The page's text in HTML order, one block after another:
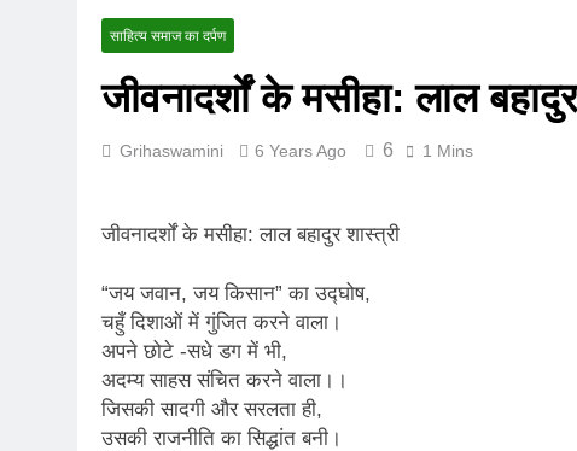
साहित्य समाज का दर्पण
जीवनादर्शों के मसीहा: लाल
Grihaswamini 6 Years Ago 6 1 Mins
जीवनादर्शों के मसीहा: लाल बहादुर शास्त्री
“जय जवान, जय किसान” का उद्घोष,
चहुँ दिशाओं में गुंजित करने वाला।
अपने छोटे -सधे डग में भी,
अदम्य साहस संचित करने वाला।।
जिसकी सादगी और सरलता ही,
उसकी राजनीति का सिद्धांत बनी।